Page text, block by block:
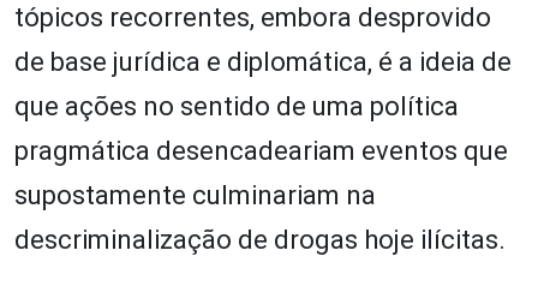
tópicos recorrentes, embora desprovido
de base jurídica e diplomática, é a ideia de
que ações no sentido de uma política
pragmática desencadeariam eventos que
supostamente culminariam na
descriminalização de drogas hoje ilícitas.